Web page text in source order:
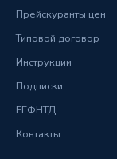
Прейскуранты цен
Типовой договор
Инструкции
Подписки
ЕГФНТД
Контакты